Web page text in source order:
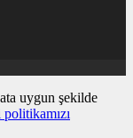
uygun şekilde